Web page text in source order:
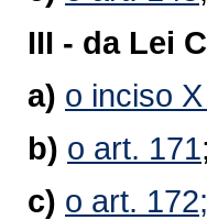
III - da Lei
a) o inciso
b) o art. 171;
c) o art. 172;